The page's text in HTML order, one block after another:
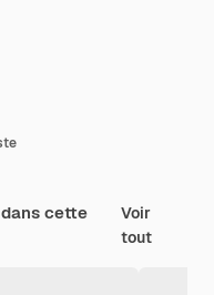
dans cette
Voir
tout